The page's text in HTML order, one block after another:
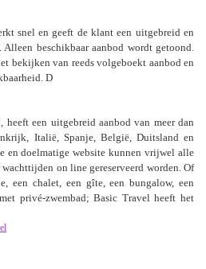
snel en geeft de klant een uitgebreid en
beschikbaar aanbod wordt getoond.
bekijken van reeds volgeboekt aanbod en
D
een uitgebreid aanbod van meer dan
Italië, Spanje, België, Duitsland en
en doelmatige website kunnen vrijwel alle
on line gereserveerd worden. Of
een chalet, een gîte, een bungalow, een
privé-zwembad; Basic Travel heeft het